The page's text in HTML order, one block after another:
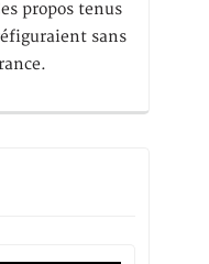
propos tenus
sans